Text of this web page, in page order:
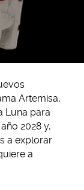
Artemisa,
Luna para
2028 y,
a explorar
a